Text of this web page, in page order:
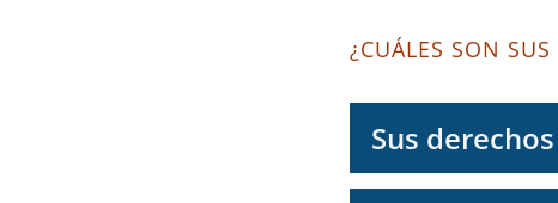
¿CUÁLES SON SUS
Sus